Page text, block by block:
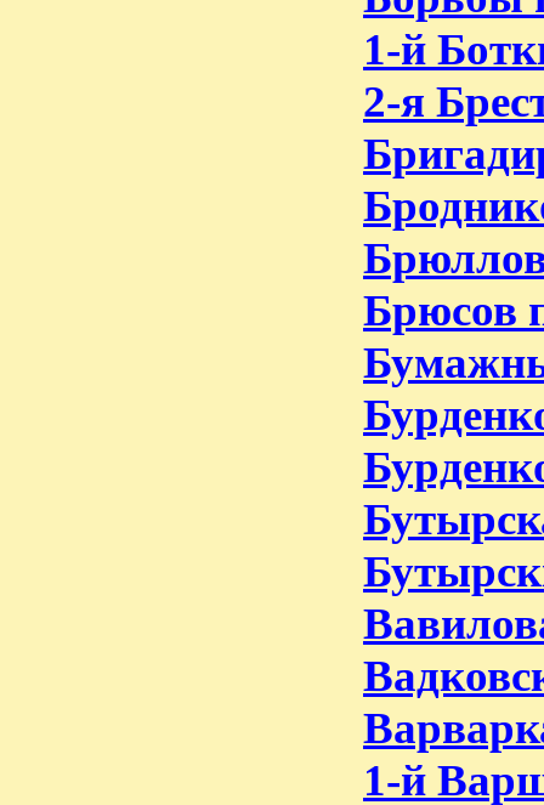
1-й
2-я
Брюсов
1-й